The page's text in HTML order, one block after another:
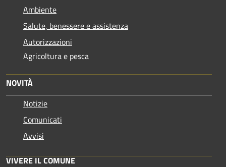
Ambiente
Salute, benessere e assistenza
Autorizzazioni
Agricoltura e pesca
NOVITÀ
Notizie
Comunicati
Avvisi
VIVERE IL COMUNE